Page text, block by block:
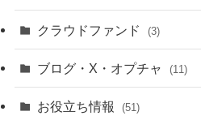
クラウドファンド (3)
ブログ・X・オプチャ (11)
お役立ち情報 (51)